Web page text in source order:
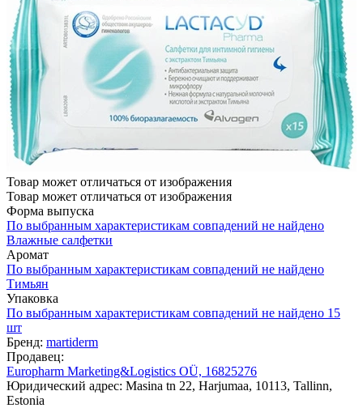
Товар может отличаться от изображения
Товар может отличаться от изображения
Форма выпуска
По выбранным характеристикам совпадений не найдено
Влажные салфетки
Аромат
По выбранным характеристикам совпадений не найдено
Тимьян
Упаковка
По выбранным характеристикам совпадений не найдено 15
шт
Бренд: martiderm
Продавец:
Europharm Marketing&Logistics OÜ, 16825276
Юридический адрес: Masina tn 22, Harjumaa, 10113, Tallinn,
Estonia